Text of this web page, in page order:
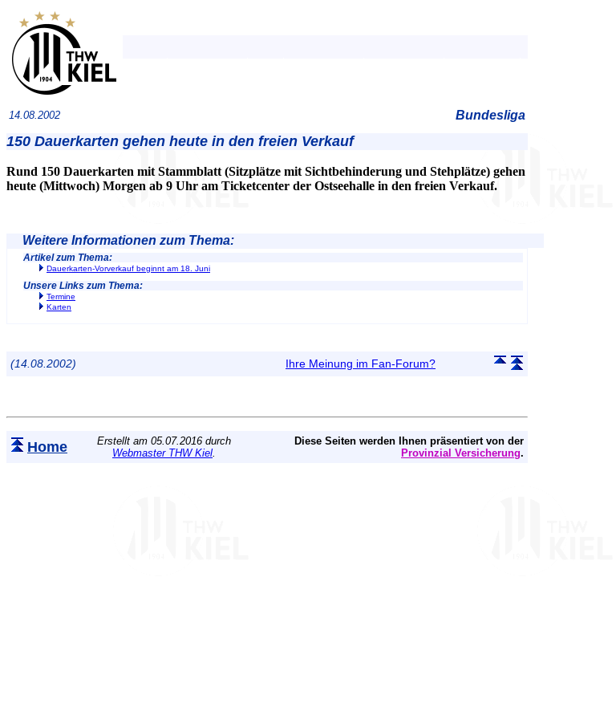
14.08.2002 Bundesliga
150 Dauerkarten gehen heute in den freien Verkauf
Rund 150 Dauerkarten mit Stammblatt (Sitzplätze mit Sichtbehinderung und Stehplätze) gehen
heute (Mittwoch) Morgen ab 9 Uhr am Ticketcenter der Ostseehalle in den freien Verkauf.
Weitere Informationen zum Thema:
Artikel zum Thema:
Dauerkarten-Vorverkauf beginnt am 18. Juni
Unsere Links zum Thema:
Termine
Karten
(14.08.2002) Ihre Meinung im Fan-Forum?
Home
Erstellt am 05.07.2016 durch
Webmaster THW Kiel.
Diese Seiten werden Ihnen präsentiert von der
Provinzial Versicherung.